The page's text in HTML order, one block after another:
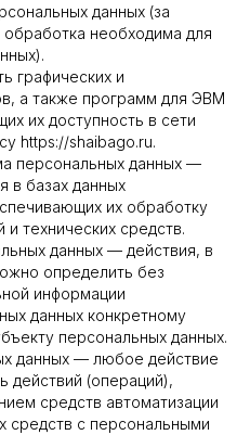
данных (за
необходима для
графических и
а также программ для ЭВМ
их доступность в сети
https://shaibago.ru.
персональных данных —
в базах данных
их обработку
технических средств.
данных — действия, в
определить без
информации
данных конкретному
персональных данных.
данных — любое действие
действий (операций),
средств автоматизации
средств с персональными